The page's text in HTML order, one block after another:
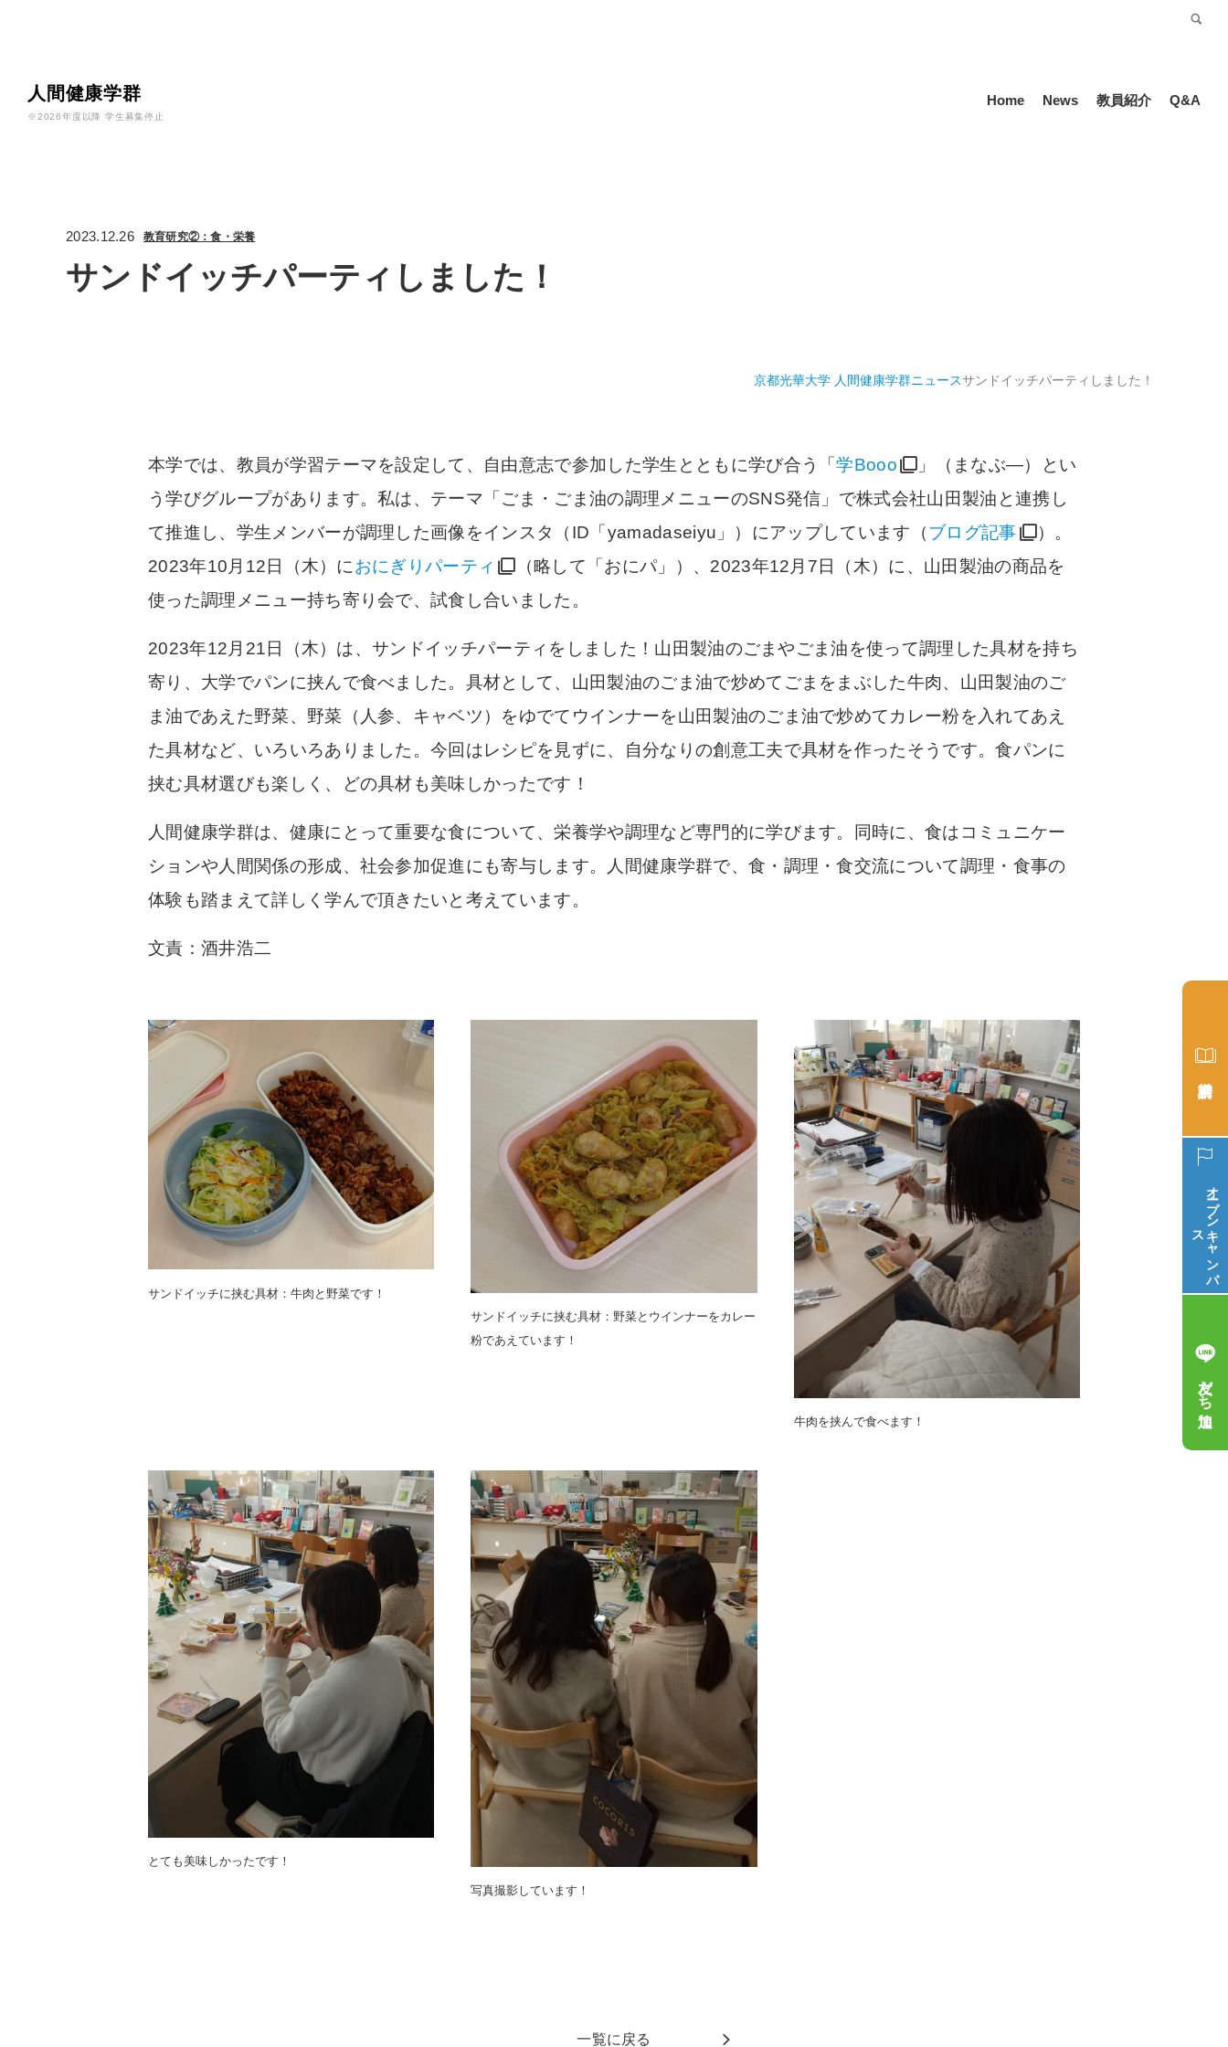
人間健康学群
※2026年度以降 学生募集停止
Home News 教員紹介 Q&A
2023.12.26 教育研究②：食・栄養
サンドイッチパーティしました！
京都光華大学 人間健康学群ニュースサンドイッチパーティしました！
本学では、教員が学習テーマを設定して、自由意志で参加した学生とともに学び合う「学Booo
」（まなぶ―）とい
う学びグループがあります。私は、テーマ「ごま・ごま油の調理メニューのSNS発信」で株式会社山田製油と連携し
て推進し、学生メンバーが調理した画像をインスタ（ID「yamadaseiyu」）にアップしています（ブログ記事
）。
2023年10月12日（木）におにぎりパーティ
（略して「おにパ」）、2023年12月7日（木）に、山田製油の商品を
使った調理メニュー持ち寄り会で、試食し合いました。
2023年12月21日（木）は、サンドイッチパーティをしました！山田製油のごまやごま油を使って調理した具材を持ち
寄り、大学でパンに挟んで食べました。 具材として、山田製油のごま油で炒めてごまをまぶした牛肉、山田製油のご
ま油であえた野菜、野菜（人参、キャベツ）をゆでてウインナーを山田製油のごま油で炒めてカレー粉を入れてあえ
た具材など、いろいろありました。今回はレシピを見ずに、自分なりの創意工夫で具材を作ったそうです。食パンに
挟む具材選びも楽しく、どの具材も美味しかったです！
人間健康学群は、健康にとって重要な食について、栄養学や調理など専門的に学びます。同時に、食はコミュニケー
ションや人間関係の形成、社会参加促進にも寄与します。人間健康学群で、食・調理・食交流について調理・食事の
体験も踏まえて詳しく学んで頂きたいと考えています。
文責：酒井浩二
サンドイッチに挟む具材：牛肉と野菜です！
サンドイッチに挟む具材：野菜とウインナーをカレー
粉であえています！
牛肉を挟んで食べます！
とても美味しかったです！
写真撮影しています！
一覧に戻る
オープン
キ
ャ
ン
パ
ス
友だち追加